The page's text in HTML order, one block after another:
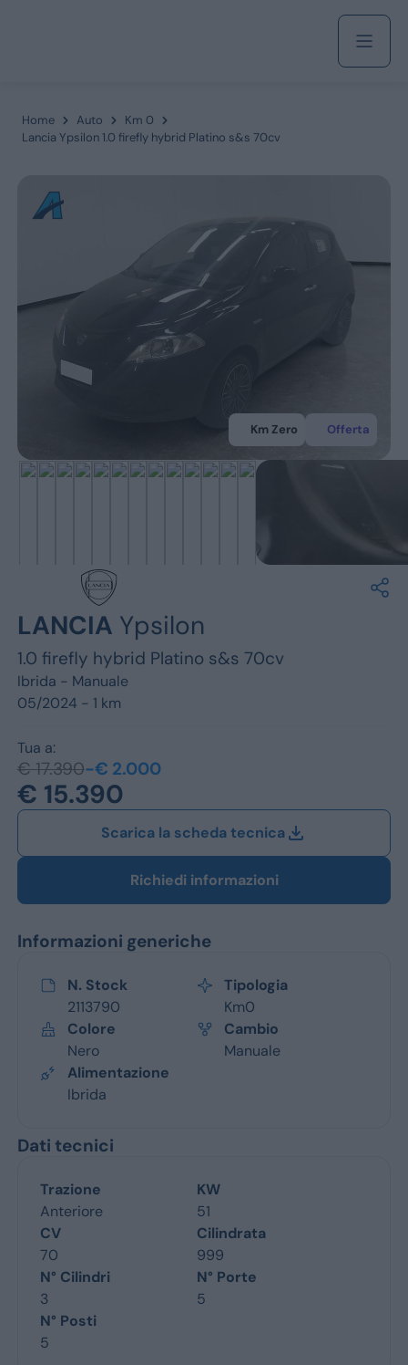
Servizi
Jeep
Alfa Romeo
Vedi tutti i marchi
Home Auto
Km 0
Lancia Ypsilon 1.0 firefly hybrid Platino s&s 70cv
Km Zero Offerta
LANCIA Ypsilon
1.0 firefly hybrid Platino s&s 70cv
Ibrida - Manuale
05/2024 - 1 km
Tua a:
€ 17.390-€ 2.000
€ 15.390
Scarica la scheda tecnica
Richiedi informazioni
Informazioni generiche
N. Stock
2113790
Tipologia
Km0
Colore
Nero
Cambio
Manuale
Alimentazione
Ibrida
Dati tecnici
Trazione
Anteriore
KW
51
CV
70
Cilindrata
999
N° Cilindri
3
N° Porte
5
N° Posti
5